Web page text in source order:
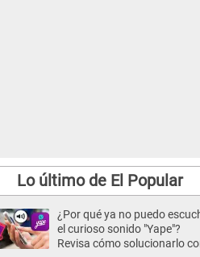
Lo último de El Popular
¿Por qué ya no puedo
el curioso sonido "Yape"?
Revisa cómo solucionarlo